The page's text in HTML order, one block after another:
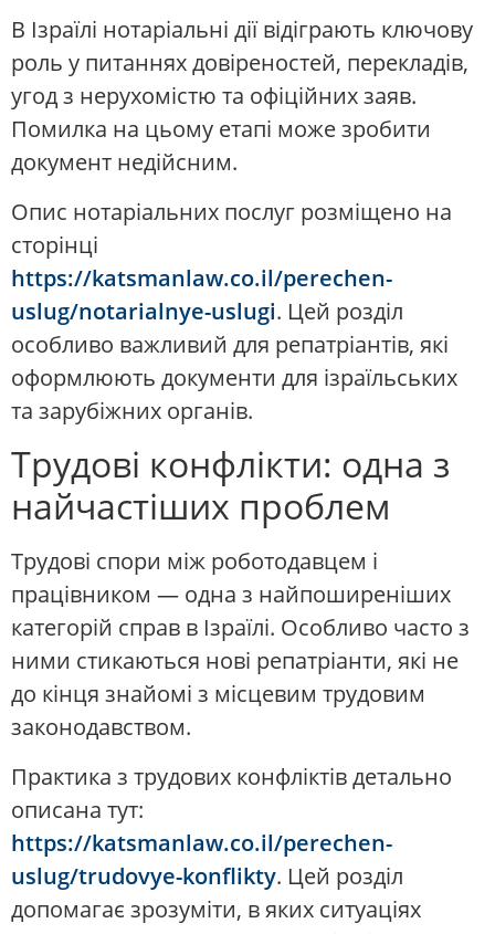
В Ізраїлі нотаріальні дії відіграють ключову
роль у питаннях довіреностей, перекладів,
угод з нерухомістю та офіційних заяв.
Помилка на цьому етапі може зробити
документ недійсним.
Опис нотаріальних послуг розміщено на
сторінці
https://katsmanlaw.co.il/perechen-
uslug/notarialnye-uslugi. Цей розділ
особливо важливий для репатріантів, які
оформлюють документи для ізраїльських
та зарубіжних органів.
Трудові конфлікти: одна з
найчастіших проблем
Трудові спори між роботодавцем і
працівником — одна з найпоширеніших
категорій справ в Ізраїлі. Особливо часто з
ними стикаються нові репатріанти, які не
до кінця знайомі з місцевим трудовим
законодавством.
Практика з трудових конфліктів детально
описана тут:
https://katsmanlaw.co.il/perechen-
uslug/trudovye-konflikty. Цей розділ
допомагає зрозуміти, в яких ситуаціях